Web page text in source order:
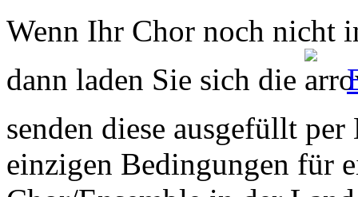
Wenn Ihr Chor noch nicht
dann laden Sie sich die
senden diese ausgefüllt
einzigen Bedingungen für